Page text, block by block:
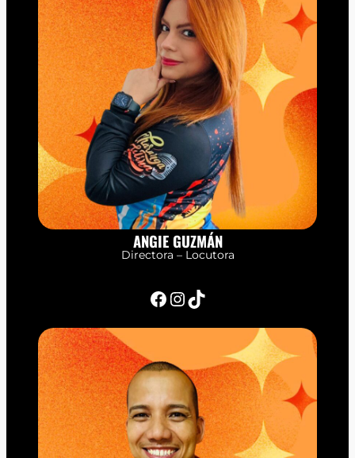
ANGIE GUZMÁN
Directora – Locutora
Facebook InstagramTikTok